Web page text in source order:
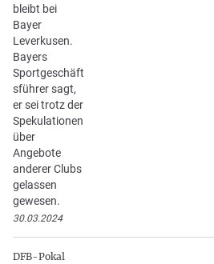
bleibt bei
Bayer
Leverkusen.
Bayers
Sportgeschäft
sführer sagt,
er sei trotz der
Spekulationen
über
Angebote
anderer Clubs
gelassen
gewesen.
30.03.2024
DFB-Pokal